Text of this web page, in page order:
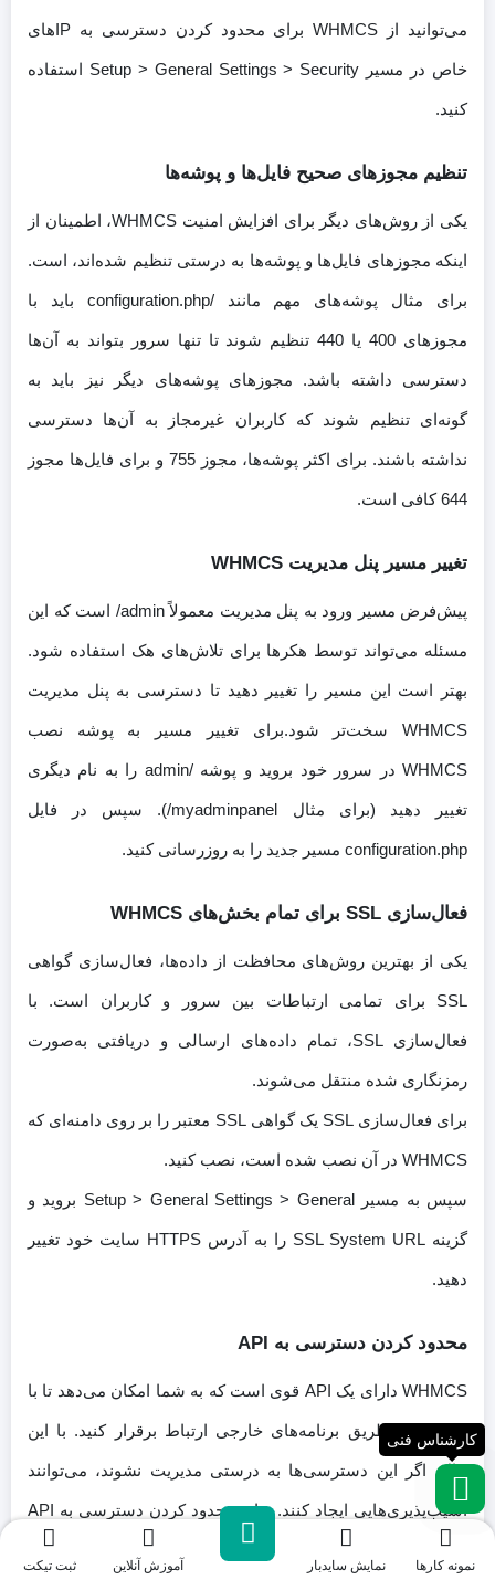
می‌توانید از WHMCS برای محدود کردن دسترسی به IPهای
خاص در مسیر Setup > General Settings > Security استفاده
کنید.
تنظیم مجوزهای صحیح فایل‌ها و پوشه‌ها
یکی از روش‌های دیگر برای افزایش امنیت WHMCS، اطمینان از
اینکه مجوزهای فایل‌ها و پوشه‌ها به درستی تنظیم شده‌اند، است.
برای مثال پوشه‌های مهم مانند /configuration.php باید با
مجوزهای 400 یا 440 تنظیم شوند تا تنها سرور بتواند به آن‌ها
دسترسی داشته باشد. مجوزهای پوشه‌های دیگر نیز باید به
گونه‌ای تنظیم شوند که کاربران غیرمجاز به آن‌ها دسترسی
نداشته باشند. برای اکثر پوشه‌ها، مجوز 755 و برای فایل‌ها مجوز
644 کافی است.
تغییر مسیر پنل مدیریت WHMCS
پیش‌فرض مسیر ورود به پنل مدیریت معمولاً admin/ است که این
مسئله می‌تواند توسط هکرها برای تلاش‌های هک استفاده شود.
بهتر است این مسیر را تغییر دهید تا دسترسی به پنل مدیریت
WHMCS سخت‌تر شود.برای تغییر مسیر به پوشه نصب
WHMCS در سرور خود بروید و پوشه /admin را به نام دیگری
تغییر دهید (برای مثال myadminpanel/). سپس در فایل
configuration.php مسیر جدید را به روزرسانی کنید.
فعال‌سازی SSL برای تمام بخش‌های WHMCS
یکی از بهترین روش‌های محافظت از داده‌ها، فعال‌سازی گواهی
SSL برای تمامی ارتباطات بین سرور و کاربران است. با
فعال‌سازی SSL، تمام داده‌های ارسالی و دریافتی به‌صورت
رمزنگاری شده منتقل می‌شوند.
برای فعال‌سازی SSL یک گواهی SSL معتبر را بر روی دامنه‌ای که
WHMCS در آن نصب شده است، نصب کنید.
سپس به مسیر Setup > General Settings > General بروید و
گزینه SSL System URL را به آدرس HTTPS سایت خود تغییر
دهید.
محدود کردن دسترسی به API
WHMCS دارای یک API قوی است که به شما امکان می‌دهد تا با
سیستم از طریق برنامه‌های خارجی ارتباط برقرار کنید. با این
حال، اگر این دسترسی‌ها به درستی مدیریت نشوند، می‌توانند
آسیب‌پذیری‌هایی ایجاد کنند. برای محدود کردن دسترسی به API
به بخش Setup > Staff Management > API Roles بروید و
نمونه کارها نمایش سایدبار آموزش آنلاین ثبت تیکت
کارشناس فنی